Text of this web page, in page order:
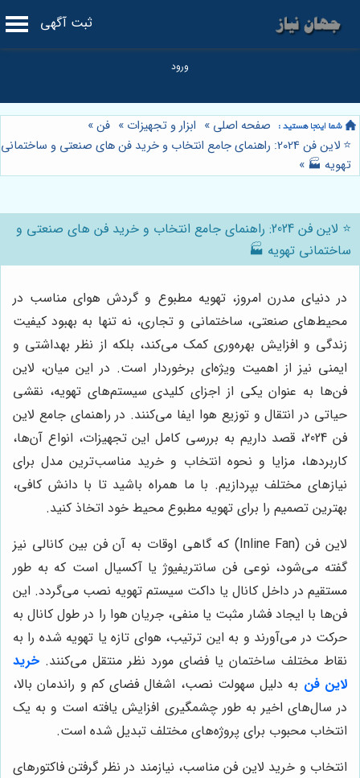
ثبت آگهی
صفحه اصلی » ابزار و تجهیزات » فن»
⭐️ لاین فن 2024: راهنمای جامع انتخاب و خرید فن های صنعتی و ساختمانی
تهویه 🏭 »
⭐️ لاین فن 2024: راهنمای جامع انتخاب و خرید فن های صنعتی و
ساختمانی تهویه 🏭
در دنیای مدرن امروز، تهویه مطبوع و گردش هوای مناسب در
محیط‌های صنعتی، ساختمانی و تجاری، نه تنها به بهبود کیفیت
زندگی و افزایش بهره‌وری کمک می‌کند، بلکه از نظر بهداشتی و
ایمنی نیز از اهمیت ویژه‌ای برخوردار است. در این میان، لاین
فن‌ها به عنوان یکی از اجزای کلیدی سیستم‌های تهویه، نقشی
حیاتی در انتقال و توزیع هوا ایفا می‌کنند. در راهنمای جامع لاین
فن 2024، قصد داریم به بررسی کامل این تجهیزات، انواع آن‌ها،
کاربردها، مزایا و نحوه انتخاب و خرید مناسب‌ترین مدل برای
نیازهای مختلف بپردازیم. با ما همراه باشید تا با دانش کافی،
بهترین تصمیم را برای تهویه مطبوع محیط خود اتخاذ کنید.
لاین فن (Inline Fan) که گاهی اوقات به آن فن بین کانالی نیز
گفته می‌شود، نوعی فن سانتریفیوژ یا آکسیال است که به طور
مستقیم در داخل کانال یا داکت سیستم تهویه نصب می‌گردد. این
فن‌ها با ایجاد فشار مثبت یا منفی، جریان هوا را در طول کانال به
حرکت در می‌آورند و به این ترتیب، هوای تازه یا تهویه شده را به
نقاط مختلف ساختمان یا فضای مورد نظر منتقل می‌کنند. خرید
لاین فن به دلیل سهولت نصب، اشغال فضای کم و راندمان بالا،
در سال‌های اخیر به طور چشمگیری افزایش یافته است و به یک
انتخاب محبوب برای پروژه‌های مختلف تبدیل شده است.
انتخاب و خرید لاین فن مناسب، نیازمند در نظر گرفتن فاکتورهای